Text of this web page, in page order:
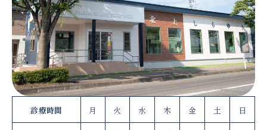
診療時間 月 火 水 木 金 土 日